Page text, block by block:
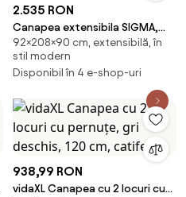
2.535 RON
Canapea extensibila SIGMA,
stofa catifelata bej - Onega 2,
208x90x92 c
92×208×90 cm, extensibilă, în
stil modern
Disponibil în 4 e-shop-uri
938,99 RON
vidaXL Canapea cu 2 locuri cu